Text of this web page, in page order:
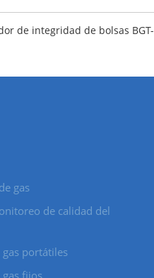
gas
de calidad del
portátiles
fijos